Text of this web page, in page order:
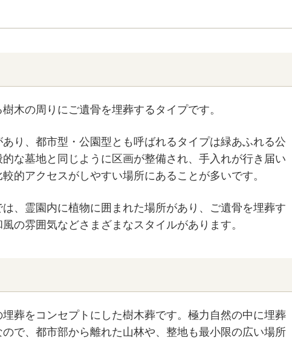
木の周りにご遺骨を埋葬するタイプです。
り、都市型・公園型とも呼ばれるタイプは緑あふれる公
な墓地と同じように区画が整備され、手入れが行き届い
的アクセスがしやすい場所にあることが多いです。
、霊園内に植物に囲まれた場所があり、ご遺骨を埋葬す
の雰囲気などさまざまなスタイルがあります。
葬をコンセプトにした樹木葬です。極力自然の中に埋葬
で、都市部から離れた山林や、整地も最小限の広い場所